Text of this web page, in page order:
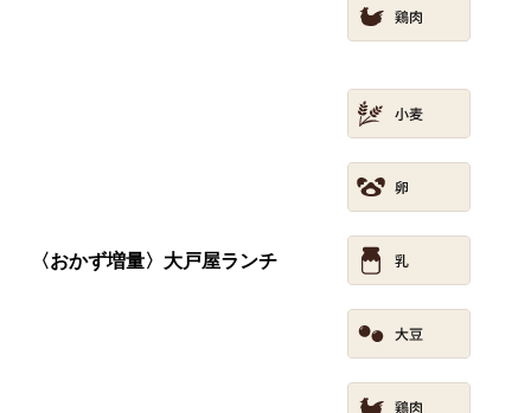
〈おかず増量〉大戸屋ランチ